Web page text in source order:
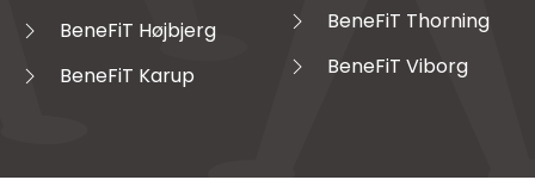
BeneFiT Højbjerg
BeneFiT Karup
BeneFiT Thorning
BeneFiT Viborg